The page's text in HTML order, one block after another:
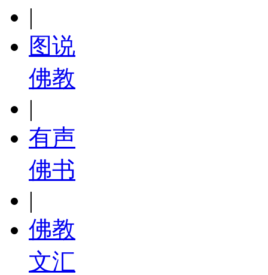
|
图说
佛教
|
有声
佛书
|
佛教
文汇